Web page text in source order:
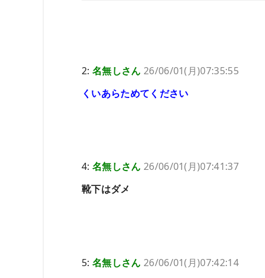
2: 名無しさん 26/06/01(月)07:35:55
くいあらためてください
4: 名無しさん 26/06/01(月)07:41:37
靴下はダメ
5: 名無しさん 26/06/01(月)07:42:14